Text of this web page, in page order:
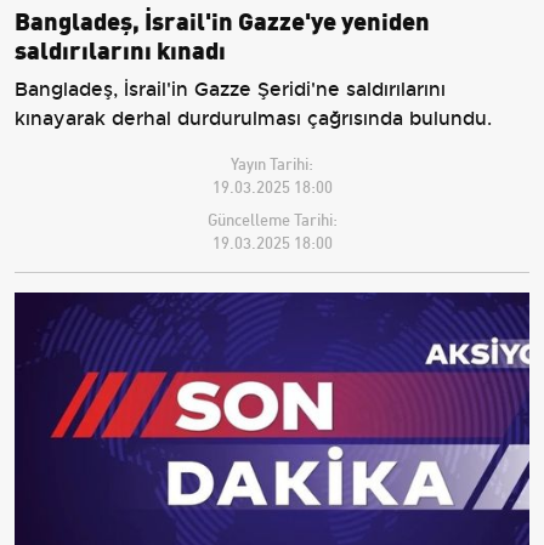
Bangladeş, İsrail'in Gazze'ye yeniden
saldırılarını kınadı
Bangladeş, İsrail'in Gazze Şeridi'ne saldırılarını
kınayarak derhal durdurulması çağrısında bulundu.
Yayın Tarihi:
19.03.2025 18:00
Güncelleme Tarihi:
19.03.2025 18:00